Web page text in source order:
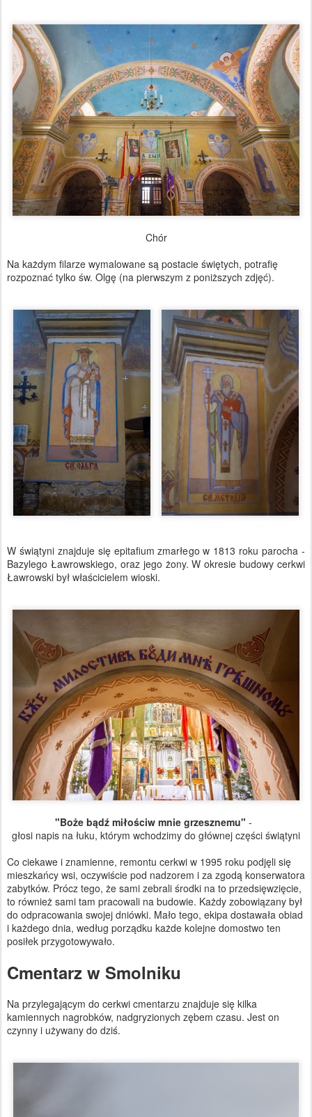
Chór
Na każdym filarze wymalowane są postacie świętych, potrafię
rozpoznać tylko św. Olgę (na pierwszym z poniższych zdjęć).
W świątyni znajduje się epitafium zmarłego w 1813 roku parocha -
Bazylego Ławrowskiego, oraz jego żony. W okresie budowy cerkwi
Ławrowski był właścicielem wioski.
"Boże bądź miłościw mnie grzesznemu" -
głosi napis na łuku, którym wchodzimy do głównej części świątyni
Co ciekawe i znamienne, remontu cerkwi w 1995 roku podjęli się
mieszkańcy wsi, oczywiście pod nadzorem i za zgodą konserwatora
zabytków. Prócz tego, że sami zebrali środki na to przedsięwzięcie,
to również sami tam pracowali na budowie. Każdy zobowiązany był
do odpracowania swojej dniówki. Mało tego, ekipa dostawała obiad
i każdego dnia, według porządku każde kolejne domostwo ten
posiłek przygotowywało.
Cmentarz w Smolniku
Na przylegającym do cerkwi cmentarzu znajduje się kilka
kamiennych nagrobków, nadgryzionych zębem czasu. Jest on
czynny i używany do dziś.